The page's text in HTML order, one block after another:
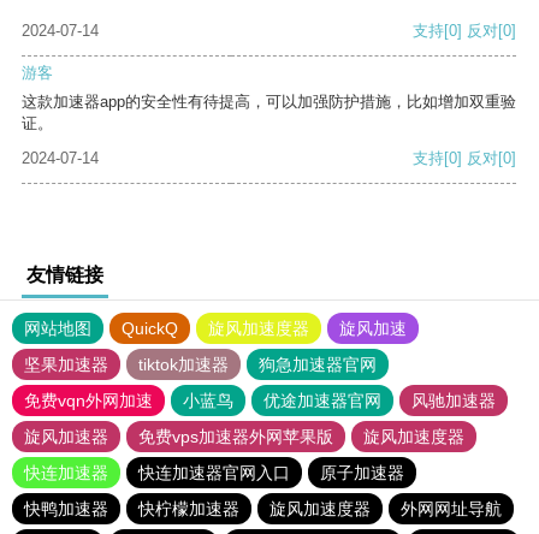
2024-07-14 支持[0] 反对[0]
游客
这款加速器app的安全性有待提高，可以加强防护措施，比如增加双重验
证。
2024-07-14
支持[0] 反对[0]
友情链接
网站地图 QuickQ 旋风加速度器
旋风加速
坚果加速器
tiktok加速器
狗急加速器官网
免费vqn外网加速
小蓝鸟 优途加速器官网
风驰加速器
旋风加速器
免费vps加速器外网苹果版
旋风加速度器
快连加速器
快连加速器官网入口
原子加速器
快鸭加速器
快柠檬加速器 旋风加速度器
外网网址导航